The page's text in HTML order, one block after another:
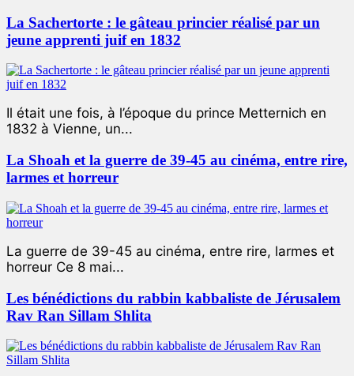
La Sachertorte : le gâteau princier réalisé par un
jeune apprenti juif en 1832
Il était une fois, à l’époque du prince Metternich en
1832 à Vienne, un...
La Shoah et la guerre de 39-45 au cinéma, entre rire,
larmes et horreur
La guerre de 39-45 au cinéma, entre rire, larmes et
horreur Ce 8 mai...
Les bénédictions du rabbin kabbaliste de Jérusalem
Rav Ran Sillam Shlita